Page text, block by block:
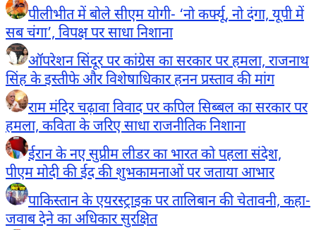
पीलीभीत में बोले सीएम योगी- ‘नो कर्फ्यू, नो दंगा, यूपी में
सब चंगा’, विपक्ष पर साधा निशाना
ऑपरेशन सिंदूर पर कांग्रेस का सरकार पर हमला, राजनाथ
सिंह के इस्तीफे और विशेषाधिकार हनन प्रस्ताव की मांग
राम मंदिर चढ़ावा विवाद पर कपिल सिब्बल का सरकार पर
हमला, कविता के जरिए साधा राजनीतिक निशाना
ईरान के नए सुप्रीम लीडर का भारत को पहला संदेश,
पीएम मोदी की ईद की शुभकामनाओं पर जताया आभार
पाकिस्तान के एयरस्ट्राइक पर तालिबान की चेतावनी, कहा-
जवाब देने का अधिकार सुरक्षित